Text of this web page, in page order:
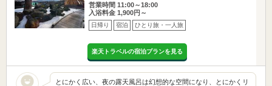
営業時間 11:00～18:00
入浴料金 1,900円～
日帰り 宿泊 ひとり旅・一人旅
楽天トラベルの宿泊プランを見る
とにかく広い、夜の露天風呂は幻想的な空間になり、とにかくリ